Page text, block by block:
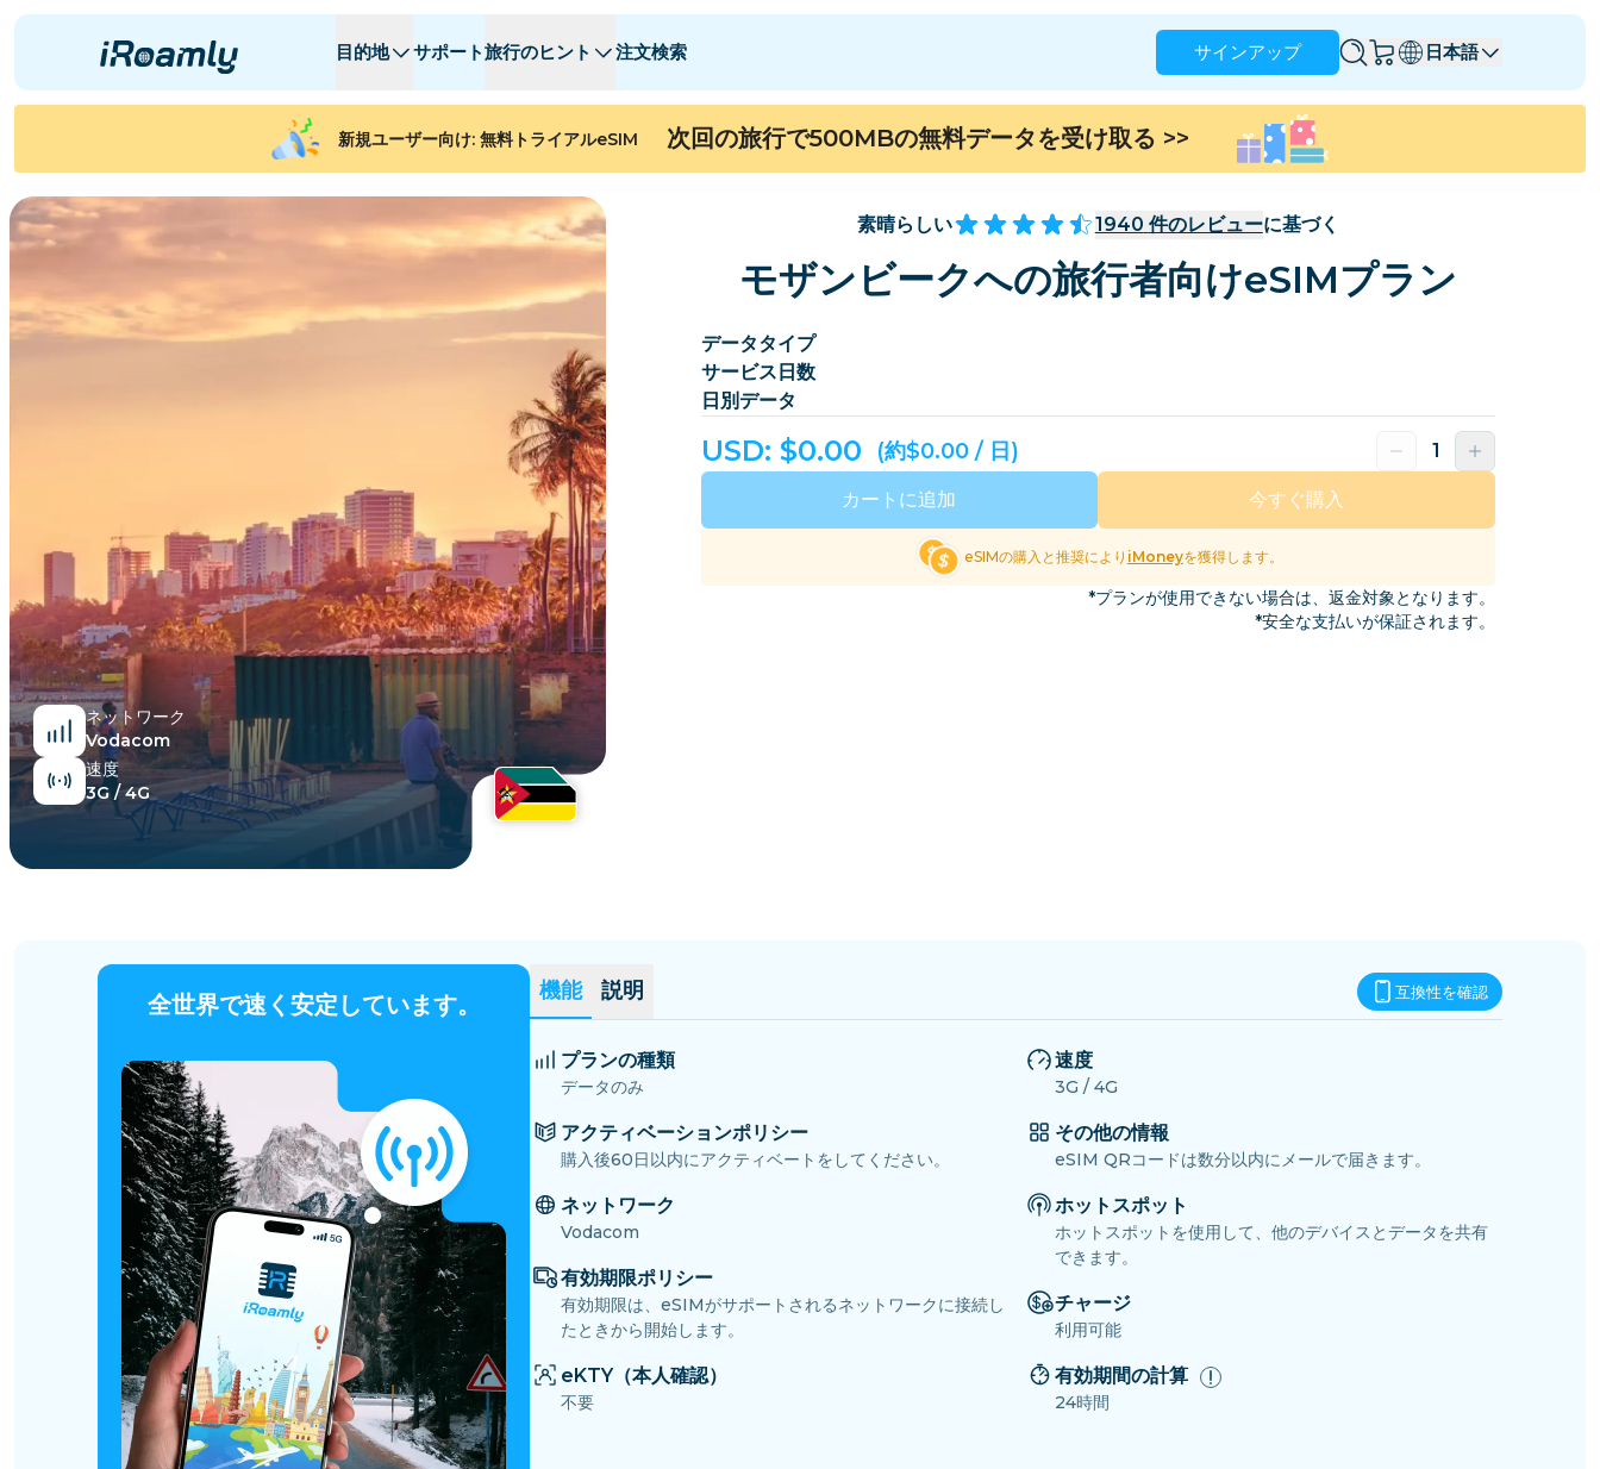
目的地 サポート旅行のヒント 注文検索 サインアップ 日本語
ローカルeSIM
リージョナルeSIM
J - O P - S
アルバニア
アルジェリア アンドラ アングィラ
アルゼンチン
アゼルバイジャン
ベルギー ボスニア・ヘルツェゴビナ ブラジル ブルネイ
ブルガリア カンボジア
コスタリカ コートジボワール キプロス
チェコ共和国 ドミニカ ドミニカ共和国
エジプト エストニア
全ての目的地を見る
旅行日程 J - O P - S
中国 ヨーロッパ
新規ユーザー向け: 無料トライアルeSIM 次回の旅行で500MBの無料データを受け取る >>
ネットワーク
Vodacom
速度
3G / 4G
素晴らしい 1940 件のレビューに基づく
モザンビークへの旅行者向けeSIMプラン
データタイプ
サービス日数
日別データ
USD: $0.00 (約$0.00 / 日)
カートに追加 今すぐ購入
eSIMの購入と推奨により iMoneyを獲得します。
*プランが使用できない場合は、返金対象となります。
*安全な支払いが保証されます。
全世界で速く安定しています。 機能 説明 互換性を確認
プランの種類
データのみ
アクティベーションポリシー
購入後60日以内にアクティベートをしてください。
ネットワーク
Vodacom
有効期限ポリシー
有効期限は、eSIMがサポートされるネットワークに接続し
たときから開始します。
eKTY（本人確認）
不要
速度
3G / 4G
その他の情報
eSIM QRコードは数分以内にメールで届きます。
ホットスポット
ホットスポットを使用して、他のデバイスとデータを共有
できます。
チャージ
利用可能
有効期間の計算
24時間